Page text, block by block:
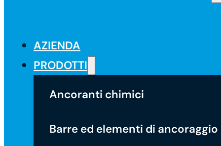
AZIENDA
PRODOTTI
Ancoranti chimici
Barre ed elementi di ancoraggio